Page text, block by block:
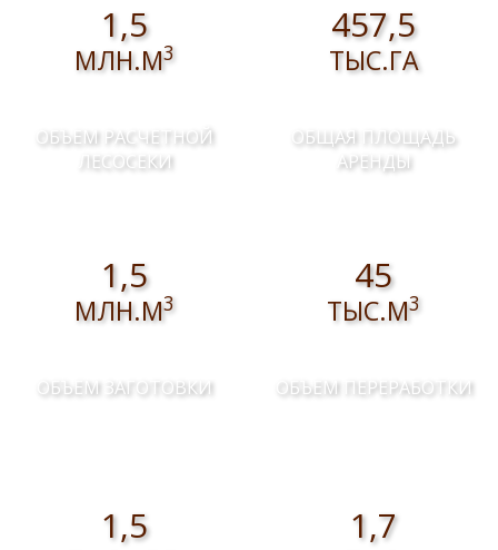
1,5
МЛН.М3
ОБЪЕМ РАСЧЕТНОЙ
ЛЕСОСЕКИ
457,5
ТЫС.ГА
ОБЩАЯ ПЛОЩАДЬ
АРЕНДЫ
1,5
МЛН.М3
ОБЪЕМ ЗАГОТОВКИ
45
ТЫС.М3
ОБЪЕМ ПЕРЕРАБОТКИ
1,5 1,7